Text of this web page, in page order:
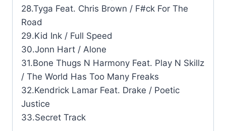
28.Tyga Feat. Chris Brown / F#ck For The
Road
29.Kid Ink / Full Speed
30.Jonn Hart / Alone
31.Bone Thugs N Harmony Feat. Play N Skillz
/ The World Has Too Many Freaks
32.Kendrick Lamar Feat. Drake / Poetic
Justice
33.Secret Track